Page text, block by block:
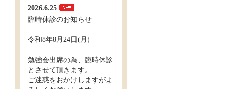
2026.6.25
臨時休診のお知らせ
令和8年8月24日(月)
勉強会出席の為、臨時休診
とさせて頂きます。
ご迷惑をおかけしますがよ